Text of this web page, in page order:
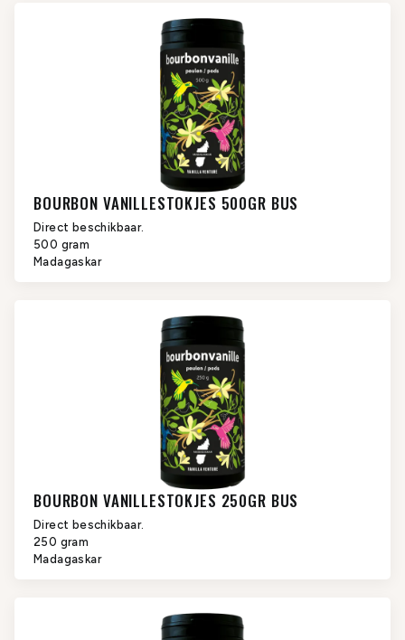
BOURBON VANILLESTOKJES 500GR BUS
Direct beschikbaar.
500 gram
Madagaskar
BOURBON VANILLESTOKJES 250GR BUS
Direct beschikbaar.
250 gram
Madagaskar